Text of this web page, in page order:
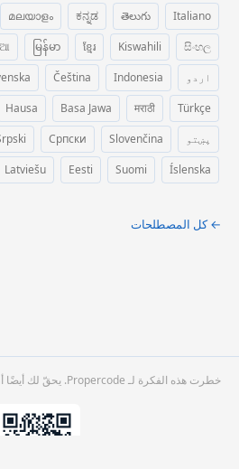
Italiano
తెలుగు
ಕನ್ನಡ
മലയാളം
සිංහල
Kiswahili
ខ្មែរ
မြန်မာ
اردو
Indonesia
Čeština
Türkçe
मराठी
Basa Jawa
Hausa
پښتو
Slovenčina
Српски
Íslenska
Suomi
Eesti
Latviešu
← كل المصطلحات
خطرت هذه الفكرة لـ Propercode. يحقّ لك أيضًا أن تتبنّاها.